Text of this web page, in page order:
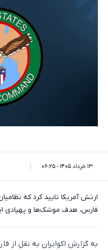
۱۳ خرداد ۱۴۰۵ - ۰۶:۲۵
ارتش آمریکا تایید کرد که
فارس، هدف موشک‌ها و پهپادی
به گزارش اکو‌ایران به نقل از